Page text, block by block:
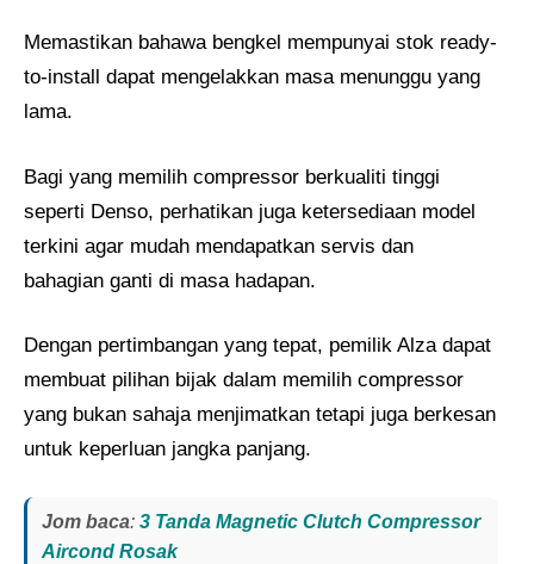
Memastikan bahawa bengkel mempunyai stok ready-
to-install dapat mengelakkan masa menunggu yang
lama.
Bagi yang memilih compressor berkualiti tinggi
seperti Denso, perhatikan juga ketersediaan model
terkini agar mudah mendapatkan servis dan
bahagian ganti di masa hadapan.
Dengan pertimbangan yang tepat, pemilik Alza dapat
membuat pilihan bijak dalam memilih compressor
yang bukan sahaja menjimatkan tetapi juga berkesan
untuk keperluan jangka panjang.
Jom baca: 3 Tanda Magnetic Clutch Compressor
Aircond Rosak